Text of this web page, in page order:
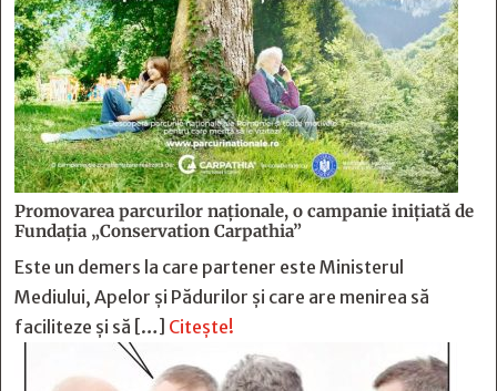
Promovarea parcurilor naționale, o campanie inițiată de
Fundația „Conservation Carpathia”
Este un demers la care partener este Ministerul
Mediului, Apelor și Pădurilor și care are menirea să
faciliteze și să […] Citește!